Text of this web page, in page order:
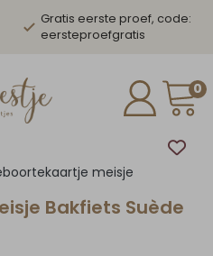
Gratis eerste proef, code:
eersteproefgratis
0
meisje
Bakfiets Suède